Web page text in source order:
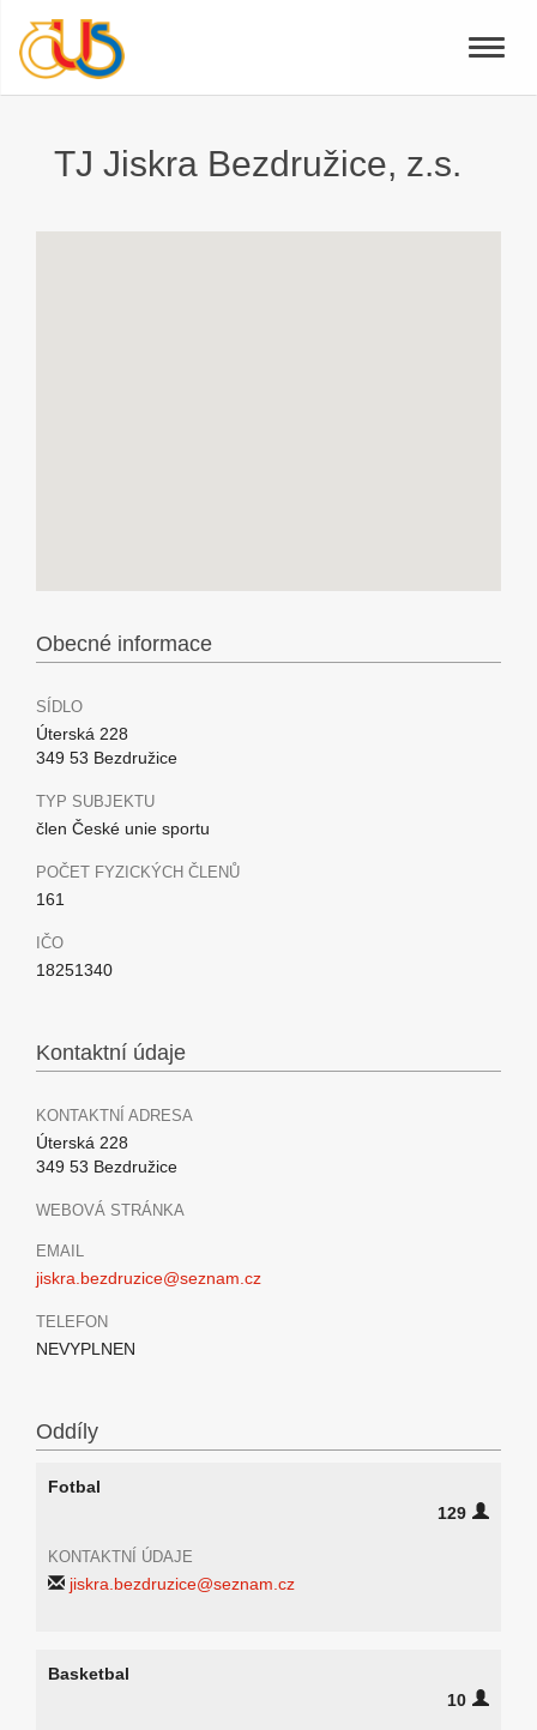
Toggle
TJ Jiskra Bezdružice, z.s.
Obecné informace
SÍDLO
Úterská 228
349 53 Bezdružice
TYP SUBJEKTU
člen České unie sportu
POČET FYZICKÝCH ČLENŮ
161
IČO
18251340
Kontaktní údaje
KONTAKTNÍ ADRESA
Úterská 228
349 53 Bezdružice
WEBOVÁ STRÁNKA
EMAIL
jiskra.bezdruzice@seznam.cz
TELEFON
NEVYPLNEN
Oddíly
Fotbal
129
KONTAKTNÍ ÚDAJE
jiskra.bezdruzice@seznam.cz
Basketbal
10